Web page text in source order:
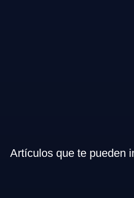
Artículos que te pueden